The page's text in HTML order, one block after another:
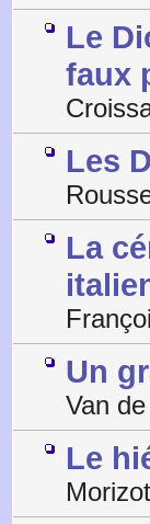
Le
faux
Les
La
Un
Van
Le